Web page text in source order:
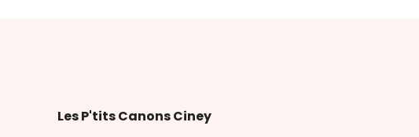
Les P'tits Canons Ciney